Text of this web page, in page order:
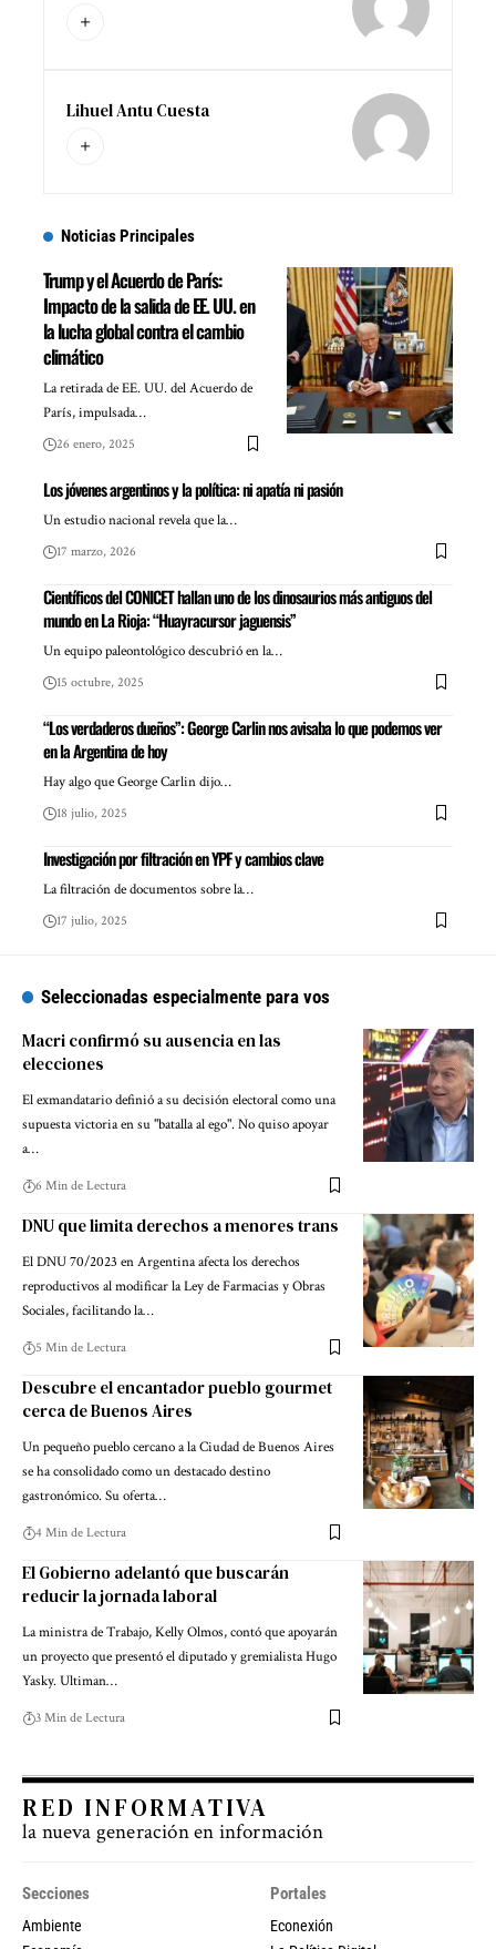
Lihuel Antu Cuesta
Noticias Principales
Trump y el Acuerdo de París:
Impacto de la salida de EE. UU. en
la lucha global contra el cambio
climático
La retirada de EE. UU. del Acuerdo de
París, impulsada…
26 enero, 2025
Los jóvenes argentinos y la política: ni apatía ni pasión
Un estudio nacional revela que la…
17 marzo, 2026
Científicos del CONICET hallan uno de los dinosaurios más antiguos del
mundo en La Rioja: “Huayracursor jaguensis”
Un equipo paleontológico descubrió en la…
15 octubre, 2025
“Los verdaderos dueños”: George Carlin nos avisaba lo que podemos ver
en la Argentina de hoy
Hay algo que George Carlin dijo…
18 julio, 2025
Investigación por filtración en YPF y cambios clave
La filtración de documentos sobre la…
17 julio, 2025
Seleccionadas especialmente para vos
Macri confirmó su ausencia en las
elecciones
El exmandatario definió a su decisión electoral como una
supuesta victoria en su "batalla al ego". No quiso apoyar
a…
6 Min de Lectura
DNU que limita derechos a menores trans
El DNU 70/2023 en Argentina afecta los derechos
reproductivos al modificar la Ley de Farmacias y Obras
Sociales, facilitando la…
5 Min de Lectura
Descubre el encantador pueblo gourmet
cerca de Buenos Aires
Un pequeño pueblo cercano a la Ciudad de Buenos Aires
se ha consolidado como un destacado destino
gastronómico. Su oferta…
4 Min de Lectura
El Gobierno adelantó que buscarán
reducir la jornada laboral
La ministra de Trabajo, Kelly Olmos, contó que apoyarán
un proyecto que presentó el diputado y gremialista Hugo
Yasky. Ultiman…
3 Min de Lectura
RED INFORMATIVA
la nueva generación en información
Secciones
Ambiente
Portales
Econexión